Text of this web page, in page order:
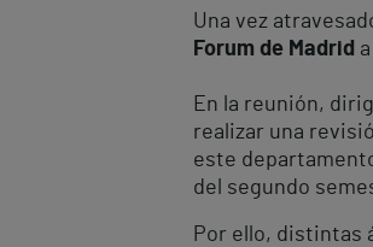
Una vez
Forum de Madrid
En la reunión,
realizar una
este
del segundo
Por ello, distintas